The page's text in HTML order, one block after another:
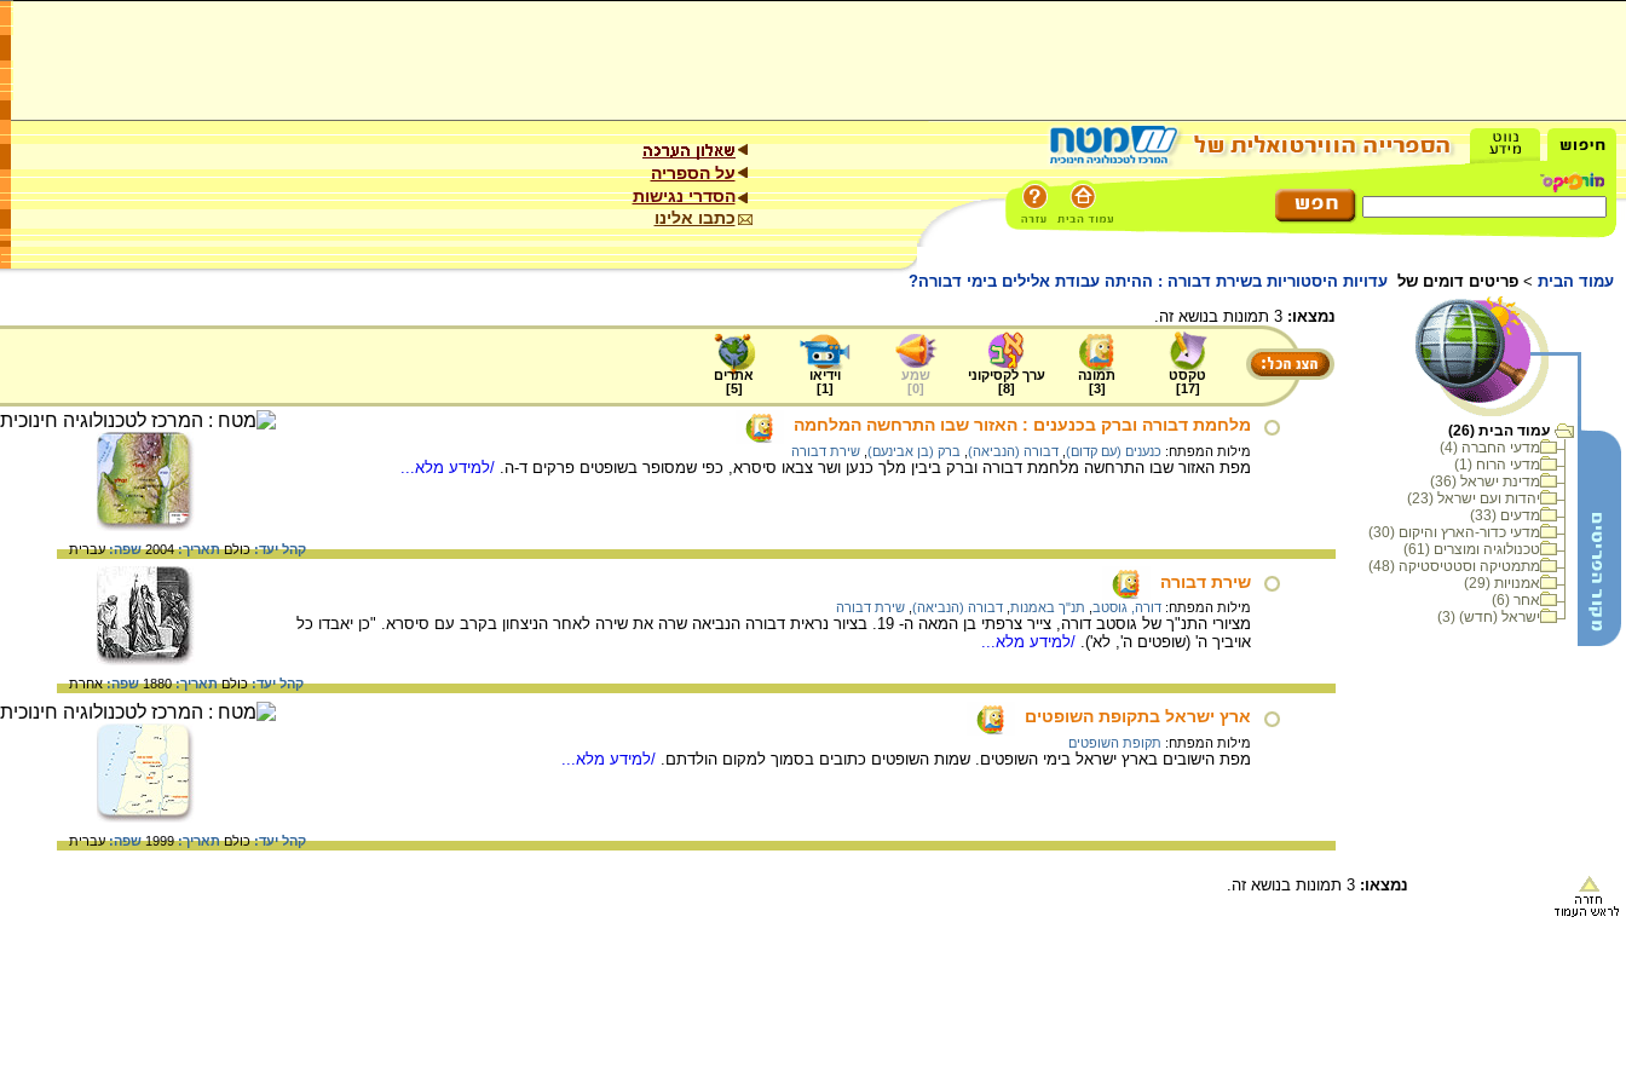
על הספריה
הסדרי נגישות
כתבו אלינו
עמוד הבית > פריטים דומים של עדויות היסטוריות בשירת דבורה : ההיתה עבודת אלילים בימי דבורה?
עמוד הבית (26)
מדעי החברה (4)
מדעי הרוח (1)
מדינת ישראל (36)
יהדות ועם ישראל (23)
מדעים (33)
מדעי כדור-הארץ והיקום (30)
טכנולוגיה ומוצרים (61)
מתמטיקה וסטטיסטיקה (48)
אמנויות (29)
אחר (6)
ישראל (חדש) (3)
נמצאו:
טקסט
[
17
]
תמונה
[
3
]
ערך לקסיקוני
[
8
]
שמע
[
0
]
וידיאו
[
1
]
אתרים
[
5
]
מלחמת דבורה וברק בכנענים : האזור שבו התרחשה המלחמה
מילות המפתח: כנענים (עם קדום) דבורה (הנביאה) ברק (בן אבינעם) שירת דבורה
מפת האזור שבו התרחשה מלחמת דבורה וברק ביבין מלך כנען ושר צבאו סיסרא, כפי שמסופר בשופטים פרקים ד-ה. /למידע מלא...
קהל יעד:כולםתאריך:2004 שפה:עברית
שירת דבורה
מילות המפתח: דורה, גוסטב תנ"ך באמנות דבורה (הנביאה) שירת דבורה
מציורי התנ"ך של גוסטב דורה, צייר צרפתי בן המאה ה- 19. בציור נראית דבורה הנביאה שרה את שירה לאחר הניצחון בקרב עם סיסרא. "כן יאבדו כל
אויביך ה' (שופטים ה', לא'). /למידע מלא...
קהל יעד:כולםתאריך:1880 שפה:אחרת
ארץ ישראל בתקופת השופטים
מילות המפתח: תקופת השופטים
מפת הישובים בארץ ישראל בימי השופטים. שמות השופטים כתובים בסמוך למקום הולדתם. /למידע מלא...
קהל יעד:כולםתאריך:1999 שפה:עברית
נמצאו: